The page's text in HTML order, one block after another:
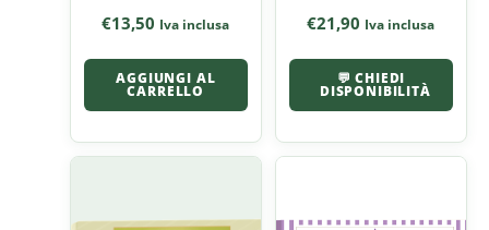
€13,50 Iva inclusa
AGGIUNGI AL
CARRELLO
€21,90 Iva inclusa
💬 CHIEDI
DISPONIBILITÀ